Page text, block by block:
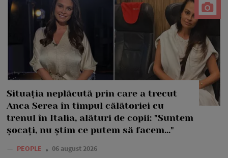
Situația neplăcută prin care a trecut
Anca Serea în timpul călătoriei cu
trenul în Italia, alături de copii: "Suntem
șocați, nu știm ce putem să facem..."
— PEOPLE 06 august 2026